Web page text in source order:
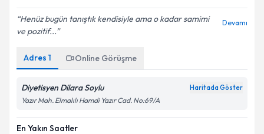
Henüz bugün tanıştık kendisiyle ama o kadar samimi
ve pozitif...
Devamı
Adres 1 Online Görüşme
Diyetisyen Dilara Soylu Haritada Göster
Yazır Mah. Elmalılı Hamdi Yazır Cad. No:69/A
En Yakın Saatler